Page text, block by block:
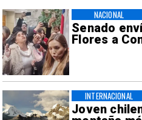
Senado
Flores a
NACIONAL
Joven
INTERNACIONAL